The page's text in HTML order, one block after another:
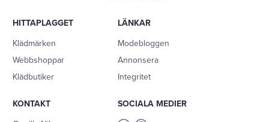
HITTAPLAGGET
Klädmärken
Webbshoppar
Klädbutiker
LÄNKAR
Modebloggen
Annonsera
Integritet
KONTAKT SOCIALA MEDIER